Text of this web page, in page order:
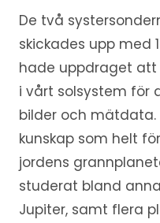
De två
skickades upp med
hade uppdraget att
i vårt solsystem för
bilder och mätdata.
kunskap som helt
jordens
studerat bland
Jupiter, samt flera